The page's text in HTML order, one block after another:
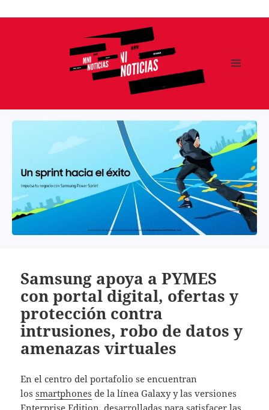
Ir
Samsung apoya a PYMES
con portal digital, ofertas y
protección contra
intrusiones, robo de datos y
amenazas virtuales
En el centro del portafolio se encuentran
lossmartphones de la línea Galaxy y las versiones
Enterprise Edition, desarrolladas para satisfacer las